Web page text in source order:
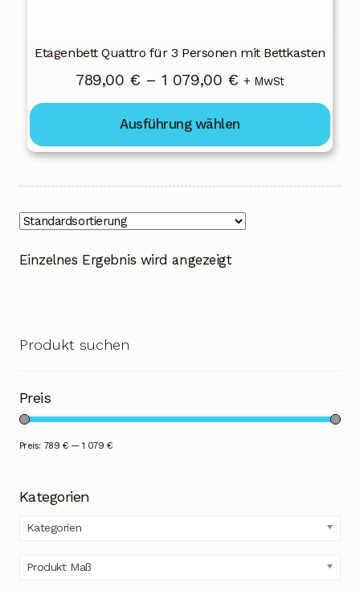
Etagenbett Quattro für 3 Personen mit Bettkasten
789,00 € – 1 079,00 €Preisspanne:
789,00 €
bis
1
+ MwSt
Ausführung wählen
Einzelnes Ergebnis wird angezeigt
Produkt suchen
Preis
Preis: 789 €— 1 079 €
Kategorien
Kategorien
Produkt Maß